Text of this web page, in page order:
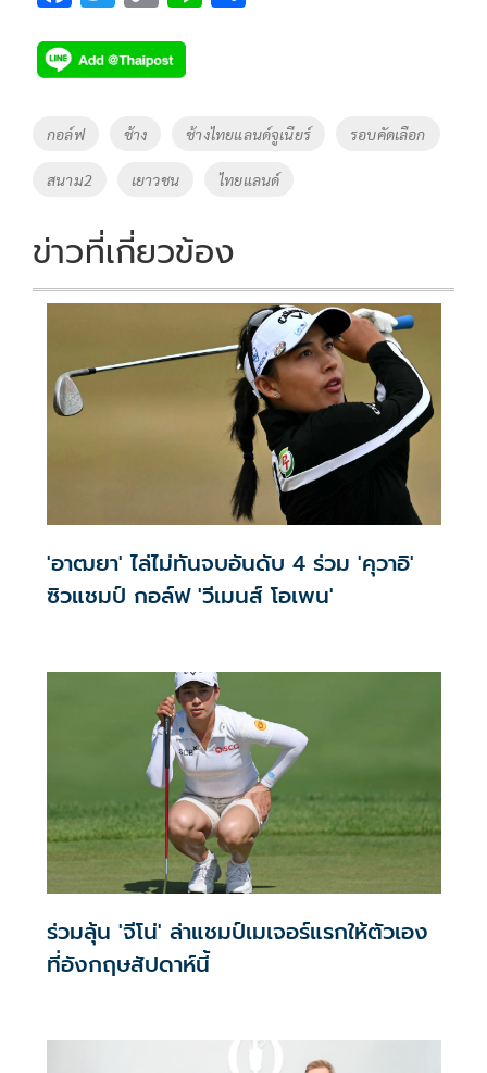
e
b
o
o
k
tt
er
p
y
Li
k
Tags
กอล์ฟ ช้าง ช้างไทยแลนด์จูเนียร์ รอบคัดเลือก
สนาม2 เยาวชน ไทยแลนด์
ข่าวที่เกี่ยวข้อง
'อาฒยา' ไล่ไม่ทันจบอันดับ 4 ร่วม 'คุวาอิ'
ซิวแชมป์ กอล์ฟ 'วีเมนส์ โอเพน'
ร่วมลุ้น 'จีโน่' ล่าแชมป์เมเจอร์แรกให้ตัวเอง
ที่อังกฤษสัปดาห์นี้